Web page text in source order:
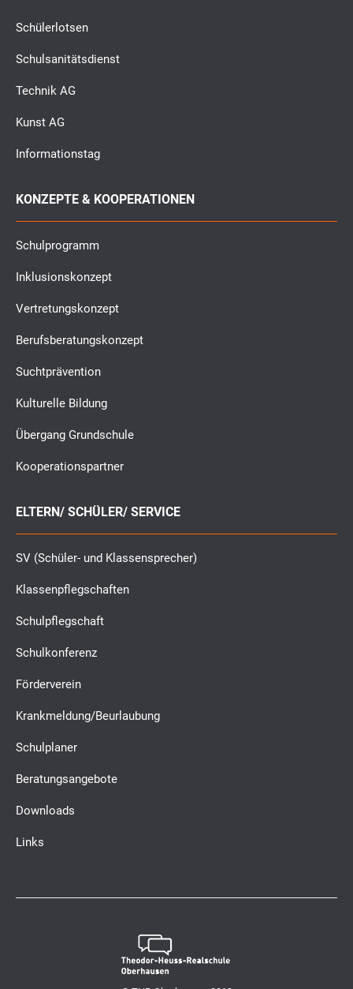
Schülerlotsen
Schulsanitätsdienst
Technik AG
Kunst AG
Informationstag
KONZEPTE & KOOPERATIONEN
Schulprogramm
Inklusionskonzept
Vertretungskonzept
Berufsberatungskonzept
Suchtprävention
Kulturelle Bildung
Übergang Grundschule
Kooperationspartner
ELTERN/ SCHÜLER/ SERVICE
SV (Schüler- und Klassensprecher)
Klassenpflegschaften
Schulpflegschaft
Schulkonferenz
Förderverein
Krankmeldung/Beurlaubung
Schulplaner
Beratungsangebote
Downloads
Links